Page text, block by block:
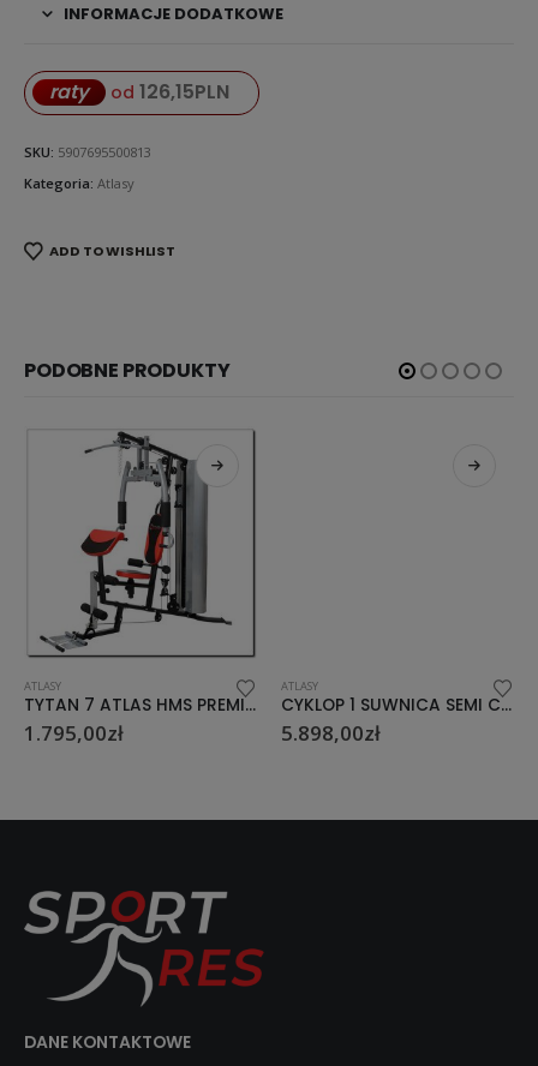
INFORMACJE DODATKOWE
raty od 126,15PLN
SKU: 5907695500813
Kategoria: Atlasy
ADD TO WISHLIST
PODOBNE PRODUKTY
ATLASY
TYTAN 7 ATLAS HMS PREMIUM
1.795,00zł
ATLASY
CYKLOP 1 SUWNICA SEMI COMMERCIAL HMS
5.898,00zł
DANE KONTAKTOWE